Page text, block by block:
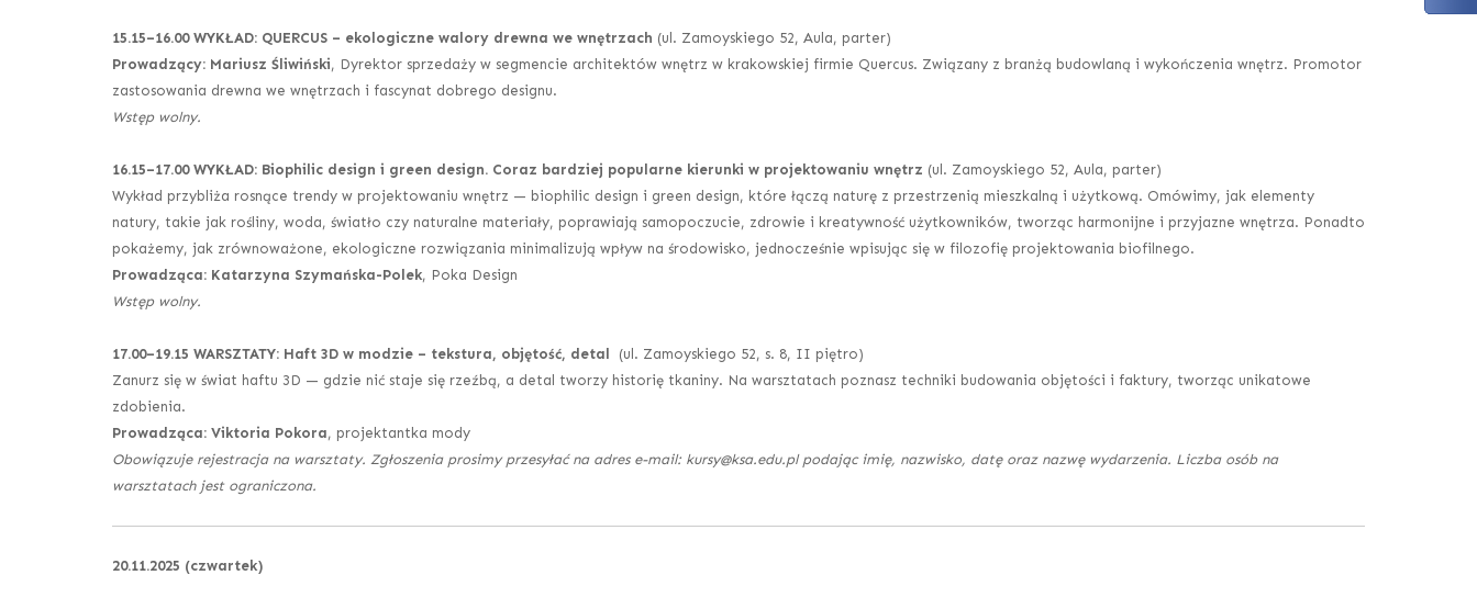
15.15–16.00 WYKŁAD: QUERCUS – ekologiczne walory drewna we wnętrzach (ul. Zamoyskiego 52, Aula, parter)
Prowadzący: Mariusz Śliwiński, Dyrektor sprzedaży w segmencie architektów wnętrz w krakowskiej firmie Quercus. Związany z branżą budowlaną i wykończenia wnętrz. Promotor
zastosowania drewna we wnętrzach i fascynat dobrego designu.
Wstęp wolny.
16.15–17.00 WYKŁAD: Biophilic design i green design. Coraz bardziej popularne kierunki w projektowaniu wnętrz (ul. Zamoyskiego 52, Aula, parter)
Wykład przybliża rosnące trendy w projektowaniu wnętrz — biophilic design i green design, które łączą naturę z przestrzenią mieszkalną i użytkową. Omówimy, jak elementy
natury, takie jak rośliny, woda, światło czy naturalne materiały, poprawiają samopoczucie, zdrowie i kreatywność użytkowników, tworząc harmonijne i przyjazne wnętrza. Ponadto
pokażemy, jak zrównoważone, ekologiczne rozwiązania minimalizują wpływ na środowisko, jednocześnie wpisując się w filozofię projektowania biofilnego.
Prowadząca: Katarzyna Szymańska-Polek, Poka Design
Wstęp wolny.
17.00–19.15 WARSZTATY: Haft 3D w modzie – tekstura, objętość, detal
(ul. Zamoyskiego 52, s. 8, II piętro)
Zanurz się w świat haftu 3D — gdzie nić staje się rzeźbą, a detal tworzy historię tkaniny. Na warsztatach poznasz techniki budowania objętości i faktury, tworząc unikatowe
zdobienia.
Prowadząca: Viktoria Pokora, projektantka mody
Obowiązuje rejestracja na warsztaty. Zgłoszenia prosimy przesyłać na adres e-mail: kursy@ksa.edu.pl podając imię, nazwisko, datę oraz nazwę wydarzenia. Liczba osób na
warsztatach jest ograniczona.
20.11.2025 (czwartek)